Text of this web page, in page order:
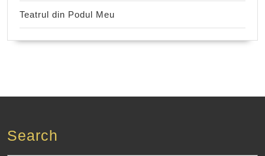
Teatrul din Podul Meu
Search